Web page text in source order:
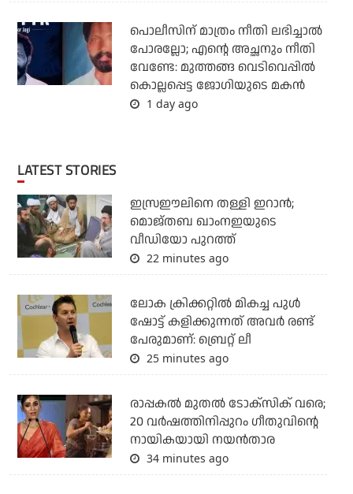
പൊലീസിന് മാത്രം നീതി ലഭിച്ചാല്‍
പോരല്ലോ; എന്റെ അച്ഛനും നീതി
വേണ്ടേ: മുത്തങ്ങ വെടിവെപ്പില്‍
കൊല്ലപ്പെട്ട ജോഗിയുടെ മകന്‍
1 day ago
LATEST STORIES
ഇസ്രഈലിനെ തള്ളി ഇറാന്‍;
മൊജ്തബ ഖാംനഇയുടെ
വീഡിയോ പുറത്ത്
22 minutes ago
ലോക ക്രിക്കറ്റില്‍ മികച്ച പുള്‍
ഷോട്ട് കളിക്കുന്നത് അവര്‍ രണ്ട്
പേരുമാണ്: ബ്രെറ്റ് ലീ
25 minutes ago
രാപ്പകൽ മുതൽ ടോക്സിക് വരെ;
20 വർഷത്തിനിപ്പുറം ഗീതുവിന്റെ
നായികയായി നയൻതാര
34 minutes ago